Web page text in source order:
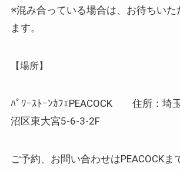
※混み合っている場合は、お待ちいた
ます。
【場所】
ﾊﾟﾜｰｽﾄｰﾝｶﾌｪPEACOCK 住所：埼
沼区東大宮5-6-3-2F
ご予約、お問い合わせはPEACOCK